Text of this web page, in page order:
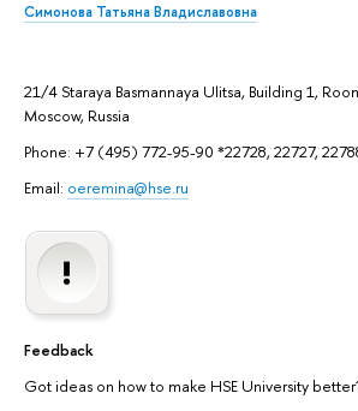
Симонова Татьяна Владиславовна
21/4 Staraya Basmannaya Ulitsa, Building 1,
Moscow, Russia
Phone: +7 (495) 772-95-90 *22728, 22727,
Email: oeremina@hse.ru
Feedback
Got ideas on how to make HSE University